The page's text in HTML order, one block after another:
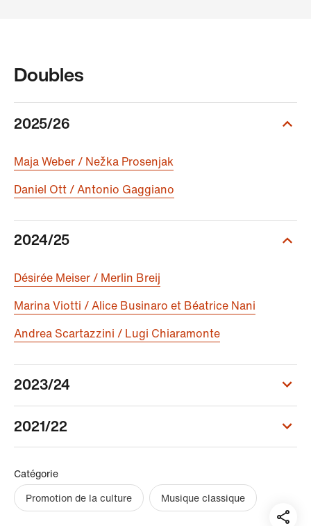
Doubles
2025/26
Maja Weber / Nežka Prosenjak
Daniel Ott / Antonio Gaggiano
2024/25
Désirée Meiser / Merlin Breij
Marina Viotti / Alice Businaro et Béatrice Nani
Andrea Scartazzini / Lugi Chiaramonte
2023/24
2021/22
Catégorie
Promotion de la culture
Musique classique